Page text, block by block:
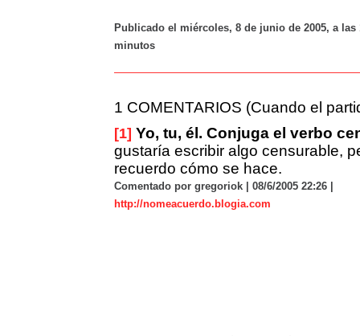
Publicado el miércoles, 8 de junio de 2005, a las
minutos
1 COMENTARIOS (Cuando el
[1] Yo, tu, él. Conjuga el verbo
gustaría escribir algo censurable,
recuerdo cómo se hace.
Comentado por gregoriok | 08/6/2005 22:26 |
http://nomeacuerdo.blogia.com